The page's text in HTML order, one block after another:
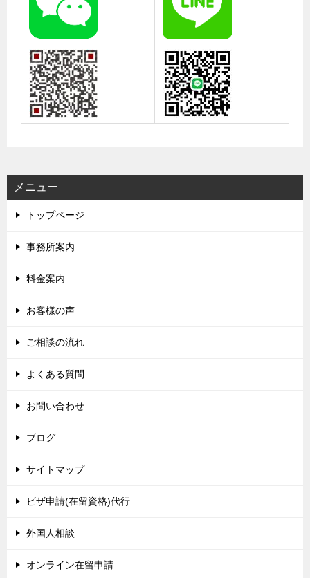
メニュー
トップページ
事務所案内
料金案内
お客様の声
ご相談の流れ
よくある質問
お問い合わせ
ブログ
サイトマップ
ビザ申請(在留資格)代行
外国人相談
オンライン在留申請